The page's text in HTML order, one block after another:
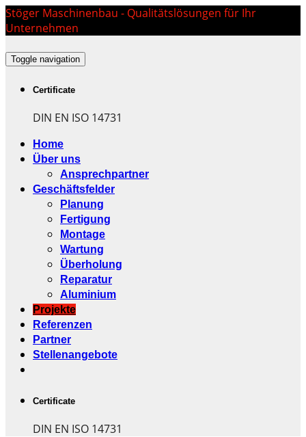
Stöger Maschinenbau - Qualitätslösungen für Ihr
Unternehmen
Toggle navigation
Certificate
DIN EN ISO 14731
Home
Über uns
Ansprechpartner
Geschäftsfelder
Planung
Fertigung
Montage
Wartung
Überholung
Reparatur
Aluminium
Projekte
Referenzen
Partner
Stellenangebote
Certificate
DIN EN ISO 14731